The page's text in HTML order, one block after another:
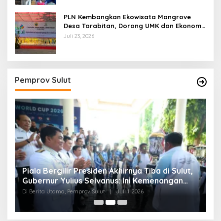
PLN Kembangkan Ekowisata Mangrove
Desa Tarabitan, Dorong UMK dan Ekonomi
Berkelanjutan di Likupang
Juli 23, 2026
Pemprov Sulut
Piala Bergilir Presiden Akhirnya Tiba di Sulut,
Gubernur Yulius Selvanus: Ini Kemenangan
Seluruh Masyarakat
Di Berita Utama, Pemprov Sulut | Juli 1, 2026